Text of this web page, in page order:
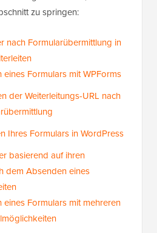
zu springen:
nach Formularübermittlung in
eines Formulars mit WPForms
der Weiterleitungs-URL nach
Ihres Formulars in WordPress
basierend auf ihren
dem Absenden eines
eines Formulars mit mehreren